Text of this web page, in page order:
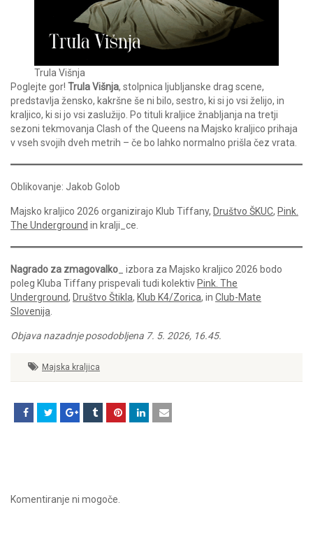
Trula Višnja
Poglejte gor! Trula Višnja, stolpnica ljubljanske drag scene,
predstavlja žensko, kakršne še ni bilo, sestro, ki si jo vsi želijo, in
kraljico, ki si jo vsi zaslužijo. Po tituli kraljice žnabljanja na tretji
sezoni tekmovanja Clash of the Queens na Majsko kraljico prihaja
v vseh svojih dveh metrih – če bo lahko normalno prišla čez vrata.
Oblikovanje: Jakob Golob
Majsko kraljico 2026 organizirajo Klub Tiffany, Društvo ŠKUC, Pink.
The Underground in kralji_ce.
Nagrado za zmagovalko _ izbora za Majsko kraljico 2026 bodo
poleg Kluba Tiffany prispevali tudi kolektiv Pink. The
Underground, Društvo Štikla, Klub K4/Zorica, in Club-Mate
Slovenija
Objava nazadnje posodobljena 7. 5. 2026, 16.45.
Majska kraljica
Komentiranje ni mogoče.